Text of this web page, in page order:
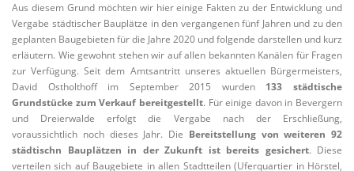
Aus diesem Grund möchten wir hier einige Fakten zu der Entwicklung und
Vergabe städtischer Bauplätze in den vergangenen fünf Jahren und zu den
geplanten Baugebieten für die Jahre 2020 und folgende darstellen und kurz
erläutern. Wie gewohnt stehen wir auf allen bekannten Kanälen für Fragen
zur Verfügung. Seit dem Amtsantritt unseres aktuellen Bürgermeisters,
David Ostholthoff im September 2015 wurden 133 städtische
Grundstücke zum Verkauf bereitgestellt. Für einige davon in Bevergern
und Dreierwalde erfolgt die Vergabe nach der Erschließung,
voraussichtlich noch dieses Jahr. Die Bereitstellung von weiteren 92
städtischn Bauplätzen in der Zukunft ist bereits gesichert. Diese
verteilen sich auf Baugebiete in allen Stadtteilen (Uferquartier in Hörstel,